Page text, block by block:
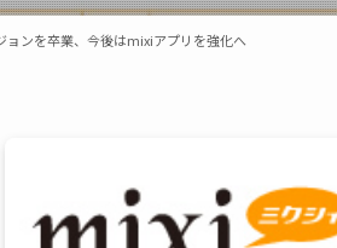
ョンを卒業、今後はmixiアプリを強化へ